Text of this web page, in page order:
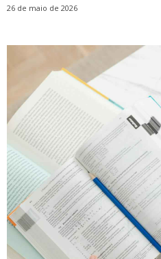
26 de maio de 2026